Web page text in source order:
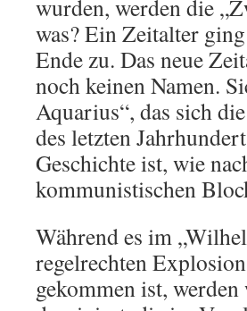
wurden, werden die
was? Ein Zeitalter
Ende zu. Das neue
noch keinen Namen.
Aquarius“, das sich
des letzten
Geschichte ist, wie
kommunistischen
Während es im
regelrechten
gekommen ist,